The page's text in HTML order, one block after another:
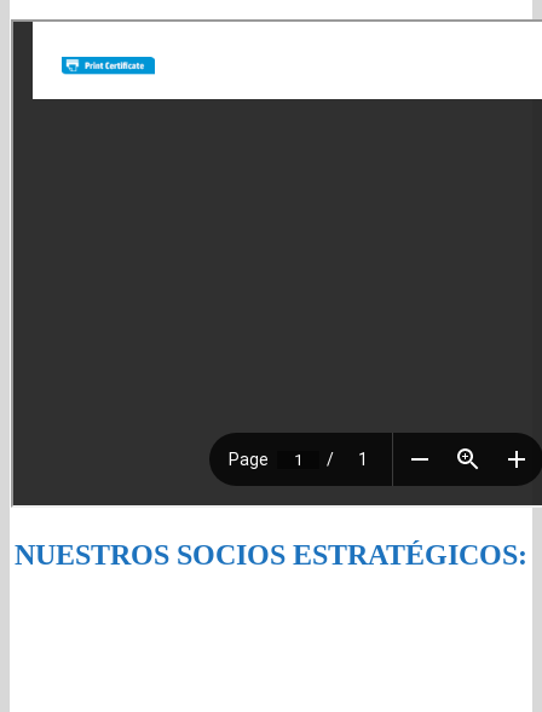
NUESTROS SOCIOS ESTRATÉGICOS: